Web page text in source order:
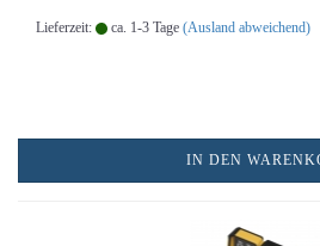
Lieferzeit: ca. 1-3 Tage (Ausland abweichend)
IN DEN